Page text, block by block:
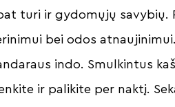
turi ir gydomųjų savybių.
bei odos
indo. Smulkintus
ir palikite per naktį.